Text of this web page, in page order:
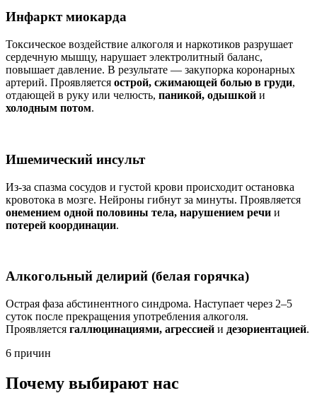
Инфаркт миокарда
Токсическое воздействие алкоголя и наркотиков разрушает
сердечную мышцу, нарушает электролитный баланс,
повышает давление. В результате — закупорка коронарных
артерий. Проявляется острой, сжимающей болью в груди,
отдающей в руку или челюсть, паникой, одышкой и
холодным потом.
Ишемический инсульт
Из-за спазма сосудов и густой крови происходит остановка
кровотока в мозге. Нейроны гибнут за минуты. Проявляется
онемением одной половины тела, нарушением речи и
потерей координации.
Алкогольный делирий (белая горячка)
Острая фаза абстинентного синдрома. Наступает через 2–5
суток после прекращения употребления алкоголя.
Проявляется галлюцинациями, агрессией и дезориентацией.
6 причин
Почему выбирают нас